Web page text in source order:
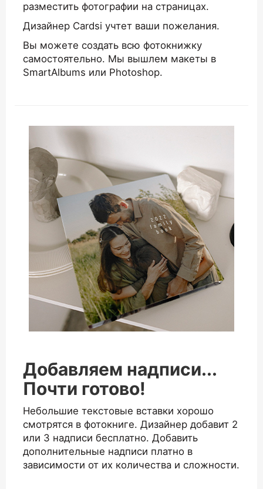
разместить фотографии на страницах.
Дизайнер Cardsi учтет ваши пожелания.
Вы можете создать всю фотокнижку
самостоятельно. Мы вышлем макеты в
SmartAlbums или Photoshop.
Добавляем надписи...
Почти готово!
Небольшие текстовые вставки хорошо
смотрятся в фотокниге. Дизайнер добавит 2
или 3 надписи бесплатно. Добавить
дополнительные надписи платно в
зависимости от их количества и сложности.